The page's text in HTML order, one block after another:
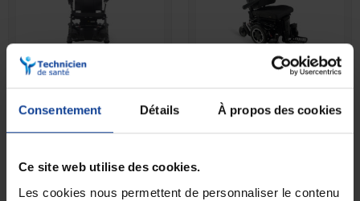
Consentement Détails À propos des cookies
Ce site web utilise des cookies.
Les cookies nous permettent de personnaliser le contenu
à 6 roues Q400...
En magasin uniquement
Fauteuil roulant électrique
à 6 roues Q500...
En magasin uniquement